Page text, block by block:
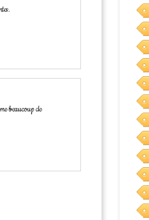
beaucoup de